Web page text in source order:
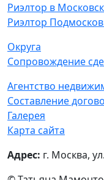
Риэлтор в
Риэлтор
Округа
Сопровождение
Агентство
Составление
Галерея
Карта сайта
Адрес: г. Москва,